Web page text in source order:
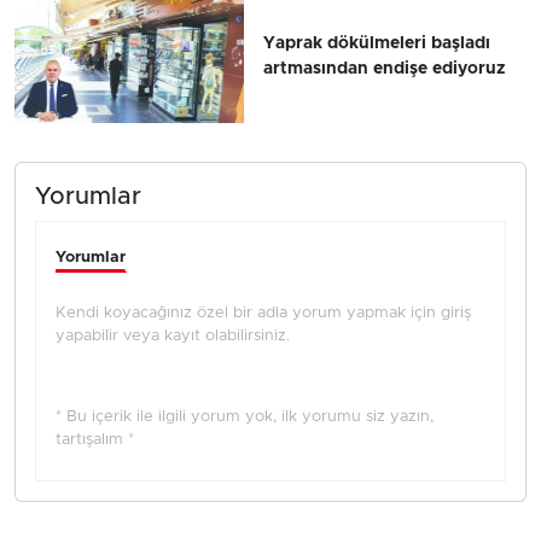
Yaprak dökülmeleri başladı
artmasından endişe ediyoruz
Yorumlar
Yorumlar
Kendi koyacağınız özel bir adla yorum yapmak için giriş
yapabilir veya kayıt olabilirsiniz.
* Bu içerik ile ilgili yorum yok, ilk yorumu siz yazın,
tartışalım *